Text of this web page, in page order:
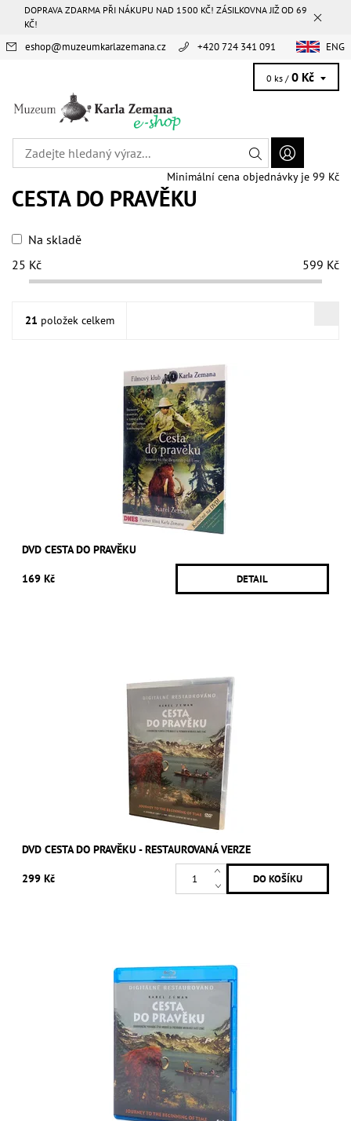
DOPRAVA ZDARMA PŘI NÁKUPU NAD 1500 KČ! ZÁSILKOVNA JIŽ OD 69
KČ!
+420 724 341 091
eshop@muzeumkarlazemana.cz ENG
0 ks / 0 Kč
Minimální cena objednávky je 99 Kč
CESTA DO PRAVĚKU
Na skladě
25 Kč 599 Kč
21 položek celkem
DVD CESTA DO PRAVĚKU
169 Kč DETAIL
DVD CESTA DO PRAVĚKU - RESTAUROVANÁ VERZE
299 Kč